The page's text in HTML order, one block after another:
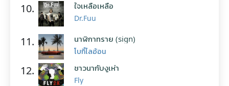
10. ใจเหลือเหลือ
Dr.Fuu
11. นาฬิกาทราย (sign)
โบกี้ไลอ้อน
12. ชาวนากับงูเห่า
Fly